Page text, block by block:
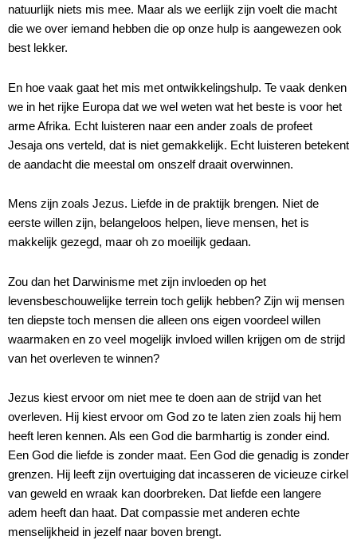
natuurlijk niets mis mee. Maar als we eerlijk zijn voelt die macht
die we over iemand hebben die op onze hulp is aangewezen ook
best lekker.
En hoe vaak gaat het mis met ontwikkelingshulp. Te vaak denken
we in het rijke Europa dat we wel weten wat het beste is voor het
arme Afrika. Echt luisteren naar een ander zoals de profeet
Jesaja ons verteld, dat is niet gemakkelijk. Echt luisteren betekent
de aandacht die meestal om onszelf draait overwinnen.
Mens zijn zoals Jezus. Liefde in de praktijk brengen. Niet de
eerste willen zijn, belangeloos helpen, lieve mensen, het is
makkelijk gezegd, maar oh zo moeilijk gedaan.
Zou dan het Darwinisme met zijn invloeden op het
levensbeschouwelijke terrein toch gelijk hebben? Zijn wij mensen
ten diepste toch mensen die alleen ons eigen voordeel willen
waarmaken en zo veel mogelijk invloed willen krijgen om de strijd
van het overleven te winnen?
Jezus kiest ervoor om niet mee te doen aan de strijd van het
overleven. Hij kiest ervoor om God zo te laten zien zoals hij hem
heeft leren kennen. Als een God die barmhartig is zonder eind.
Een God die liefde is zonder maat. Een God die genadig is zonder
grenzen. Hij leeft zijn overtuiging dat incasseren de vicieuze cirkel
van geweld en wraak kan doorbreken. Dat liefde een langere
adem heeft dan haat. Dat compassie met anderen echte
menselijkheid in jezelf naar boven brengt.